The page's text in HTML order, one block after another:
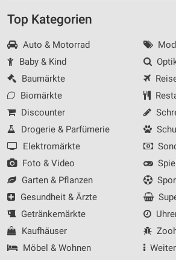
Top Kategorien
Auto & Motorrad
Baby & Kind
Baumärkte
Biomärkte
Discounter
Drogerie & Parfümerie
Elektromärkte
Foto & Video
Garten & Pflanzen
Gesundheit & Ärzte
Getränkemärkte
Kaufhäuser
Möbel & Wohnen
Werbung